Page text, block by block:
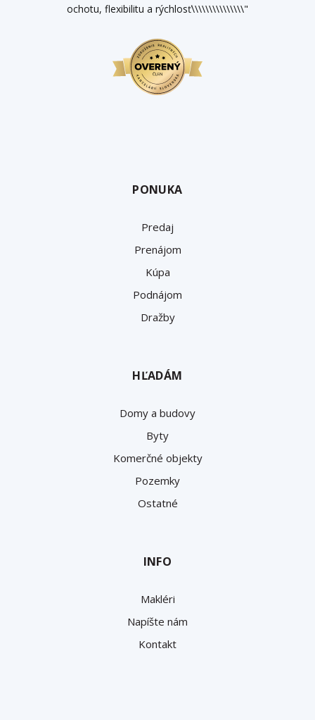
ochotu, flexibilitu a rýchlosť\\\\\\\\\\\\\\\"
PONUKA
Predaj
Prenájom
Kúpa
Podnájom
Dražby
HĽADÁM
Domy a budovy
Byty
Komerčné objekty
Pozemky
Ostatné
INFO
Makléri
Napíšte nám
Kontakt